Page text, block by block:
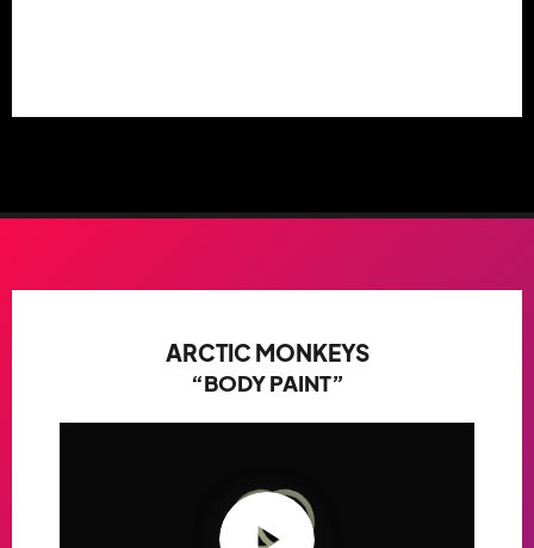
ARCTIC MONKEYS
“BODY PAINT”